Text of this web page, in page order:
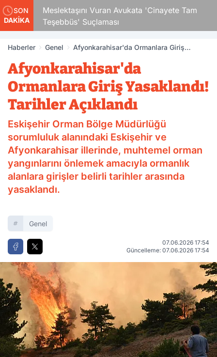
SON
DAKİKA
Meslektaşını Vuran Avukata 'Cinayete Tam
Teşebbüs' Suçlaması
Haberler Genel
Afyonkarahisar'da Ormanlara Giriş
Afyonkarahisar'da
Ormanlara Giriş Yasaklandı!
Tarihler Açıklandı
Eskişehir Orman Bölge Müdürlüğü
sorumluluk alanındaki Eskişehir ve
Afyonkarahisar illerinde, muhtemel orman
yangınlarını önlemek amacıyla ormanlık
alanlara girişler belirli tarihler arasında
yasaklandı.
Genel
07.06.2026 17:54
Güncelleme: 07.06.2026 17:54